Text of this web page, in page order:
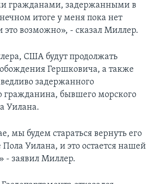
гражданами, задержанными в
итоге у меня пока нет
это возможно», - сказал Миллер.
США будут продолжать
Гершковича, а также
задержанного
гражданина, бывшего морского
Уилана.
мы будем стараться вернуть его
Уилана, и это остается нашей
- заявил Миллер.